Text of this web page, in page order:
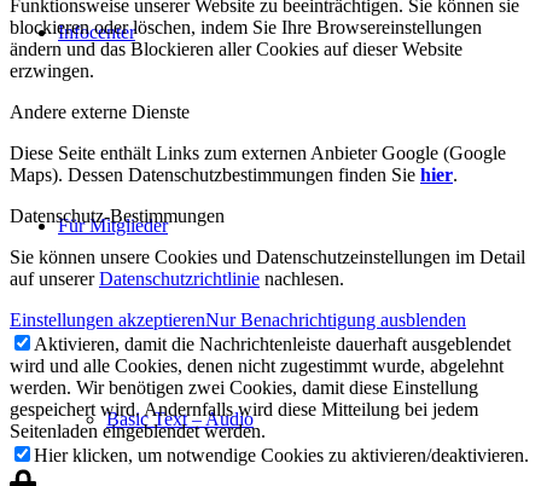
Infocenter
Für Mitglieder
Basic Text – Audio
Funktionsweise unserer Website zu beeinträchtigen. Sie können sie
blockieren oder löschen, indem Sie Ihre Browsereinstellungen
ändern und das Blockieren aller Cookies auf dieser Website
erzwingen.
Andere externe Dienste
Diese Seite enthält Links zum externen Anbieter Google (Google
Maps). Dessen Datenschutzbestimmungen finden Sie hier.
Datenschutz-Bestimmungen
Sie können unsere Cookies und Datenschutzeinstellungen im Detail
auf unsererDatenschutzrichtlinie nachlesen.
Einstellungen akzeptierenNur Benachrichtigung ausblenden
Aktivieren, damit die Nachrichtenleiste dauerhaft ausgeblendet
wird und alle Cookies, denen nicht zugestimmt wurde, abgelehnt
werden. Wir benötigen zwei Cookies, damit diese Einstellung
gespeichert wird. Andernfalls wird diese Mitteilung bei jedem
Seitenladen eingeblendet werden.
Hier klicken, um notwendige Cookies zu aktivieren/deaktivieren.